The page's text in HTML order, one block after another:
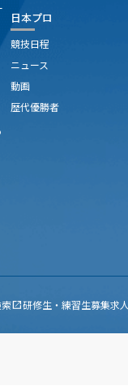
日本プロ
競技日程
ニュース
動画
歴代優勝者
open_in_new研修生・練習生募集求